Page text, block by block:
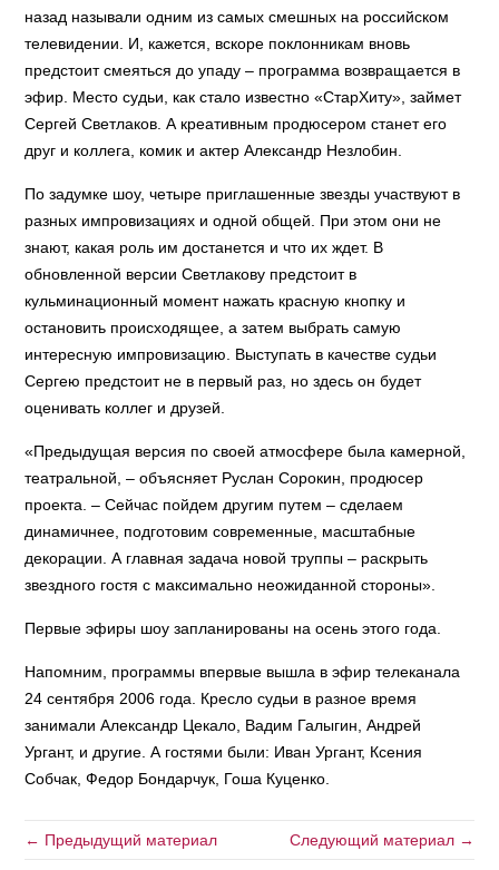
назад называли одним из самых смешных на российском
телевидении. И, кажется, вскоре поклонникам вновь
предстоит смеяться до упаду – программа возвращается в
эфир. Место судьи, как стало известно «СтарХиту», займет
Сергей Светлаков. А креативным продюсером станет его
друг и коллега, комик и актер Александр Незлобин.
По задумке шоу, четыре приглашенные звезды участвуют в
разных импровизациях и одной общей. При этом они не
знают, какая роль им достанется и что их ждет. В
обновленной версии Светлакову предстоит в
кульминационный момент нажать красную кнопку и
остановить происходящее, а затем выбрать самую
интересную импровизацию. Выступать в качестве судьи
Сергею предстоит не в первый раз, но здесь он будет
оценивать коллег и друзей.
«Предыдущая версия по своей атмосфере была камерной,
театральной, – объясняет Руслан Сорокин, продюсер
проекта. – Сейчас пойдем другим путем – сделаем
динамичнее, подготовим современные, масштабные
декорации. А главная задача новой труппы – раскрыть
звездного гостя с максимально неожиданной стороны».
Первые эфиры шоу запланированы на осень этого года.
Напомним, программы впервые вышла в эфир телеканала
24 сентября 2006 года. Кресло судьи в разное время
занимали Александр Цекало, Вадим Галыгин, Андрей
Ургант, и другие. А гостями были: Иван Ургант, Ксения
Собчак, Федор Бондарчук, Гоша Куценко.
← Предыдущий материал Следующий материал →